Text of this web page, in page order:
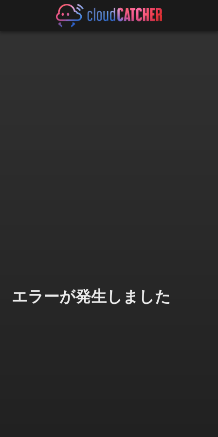
エラーが発生しました